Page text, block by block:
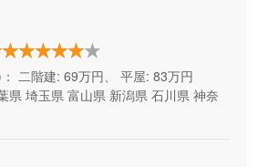
二階建: 69万円、 平屋: 83万円
県 埼玉県 富山県 新潟県 石川県 神奈